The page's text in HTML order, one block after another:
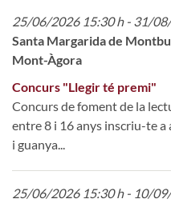
25/06/2026 15:30 h - 31/
Santa Margarida de
Mont-Àgora
Concurs "Llegir té premi"
Concurs de foment de la
entre 8 i 16 anys inscriu-te a
i guanya...
25/06/2026 15:30 h - 10/